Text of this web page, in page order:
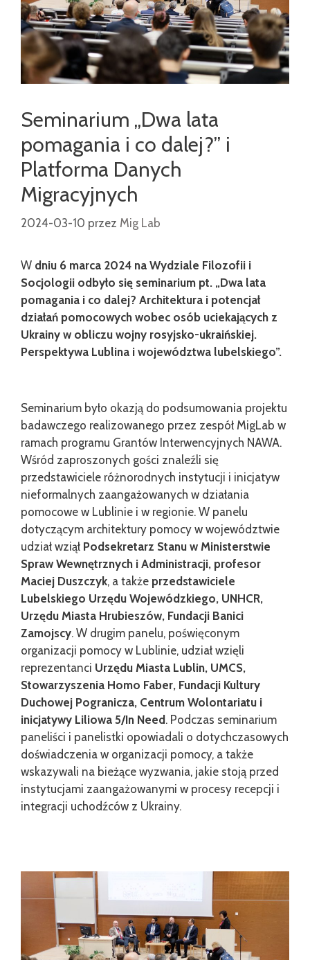
Seminarium „Dwa lata
pomagania i co dalej?” i
Platforma Danych
Migracyjnych
2024-03-10 przez Mig Lab
W dniu 6 marca 2024 na Wydziale Filozofii i
Socjologii odbyło się seminarium pt. „Dwa lata
pomagania i co dalej? Architektura i potencjał
działań pomocowych wobec osób uciekających z
Ukrainy w obliczu wojny rosyjsko-ukraińskiej.
Perspektywa Lublina i województwa lubelskiego”.
Seminarium było okazją do podsumowania projektu
badawczego realizowanego przez zespół MigLab w
ramach programu Grantów Interwencyjnych NAWA.
Wśród zaproszonych gości znaleźli się
przedstawiciele różnorodnych instytucji i inicjatyw
nieformalnych zaangażowanych w działania
pomocowe w Lublinie i w regionie. W panelu
dotyczącym architektury pomocy w województwie
udział wziął Podsekretarz Stanu w Ministerstwie
Spraw Wewnętrznych i Administracji, profesor
Maciej Duszczyk, a także przedstawiciele
Lubelskiego Urzędu Wojewódzkiego, UNHCR,
Urzędu Miasta Hrubieszów, Fundacji Banici
Zamojscy. W drugim panelu, poświęconym
organizacji pomocy w Lublinie, udział wzięli
reprezentanci Urzędu Miasta Lublin, UMCS,
Stowarzyszenia Homo Faber, Fundacji Kultury
Duchowej Pogranicza, Centrum Wolontariatu i
inicjatywy Liliowa 5/In Need. Podczas seminarium
paneliści i panelistki opowiadali o dotychczasowych
doświadczenia w organizacji pomocy, a także
wskazywali na bieżące wyzwania, jakie stoją przed
instytucjami zaangażowanymi w procesy recepcji i
integracji uchodźców z Ukrainy.